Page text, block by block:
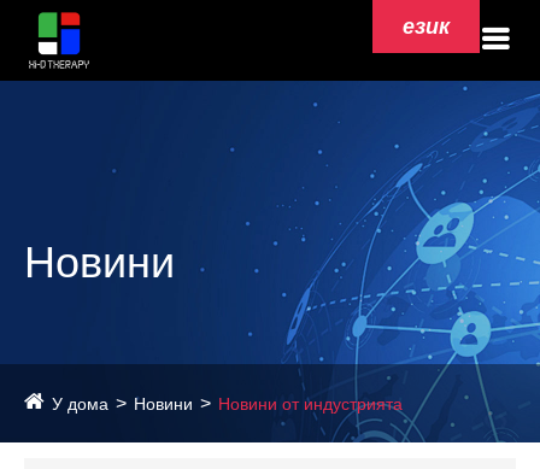
език
Новини
У дома Новини Новини от индустрията